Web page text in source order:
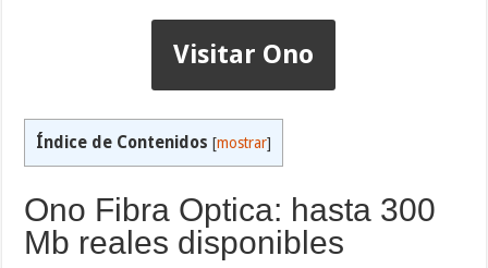
Visitar Ono
Índice de Contenidos [mostrar]
Ono Fibra Optica: hasta 300
Mb reales disponibles